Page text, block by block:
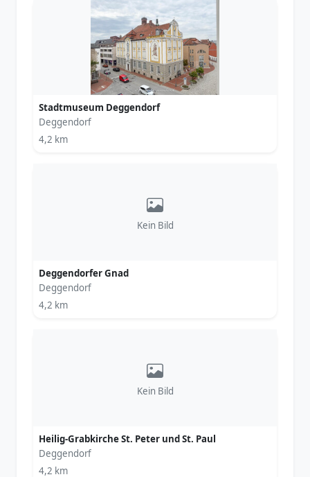
Stadtmuseum Deggendorf
Deggendorf
4,2 km
Kein Bild
Deggendorfer Gnad
Deggendorf
4,2 km
Kein Bild
Heilig-Grabkirche St. Peter und St. Paul
Deggendorf
4,2 km